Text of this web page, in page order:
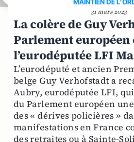
MAINTIEN DE
31 mars 2023
La colère de Guy
Parlement
l’eurodéputée LFI
L’eurodéputé et ancien
belge Guy Verhofstadt a
Aubry, eurodéputée LFI,
du Parlement européen
des « dérives policières »
manifestations en France
des retraites ou à Sainte-